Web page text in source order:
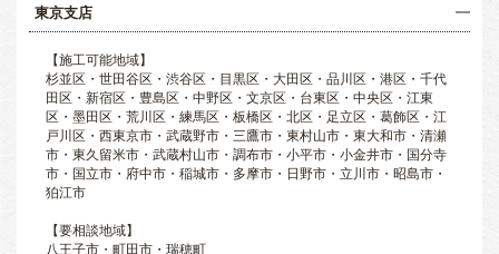
東京支店
【施工可能地域】
杉並区・世田谷区・渋谷区・目黒区・大田区・品川区・港区・千代
田区・新宿区・豊島区・中野区・文京区・台東区・中央区・江東
区・墨田区・荒川区・練馬区・板橋区・北区・足立区・葛飾区・江
戸川区・西東京市・武蔵野市・三鷹市・東村山市・東大和市・清瀬
市・東久留米市・武蔵村山市・調布市・小平市・小金井市・国分寺
市・国立市・府中市・稲城市・多摩市・日野市・立川市・昭島市・
狛江市
【要相談地域】
八王子市・町田市・瑞穂町